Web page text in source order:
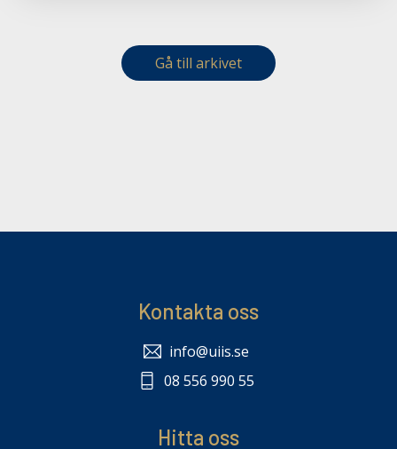
Gå till arkivet
Kontakta oss
info@uiis.se
08 556 990 55
Hitta oss